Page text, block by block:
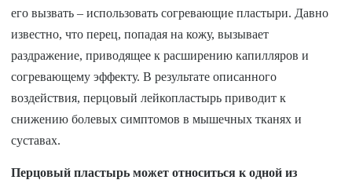
его вызвать – использовать согревающие пластыри. Давно
известно, что перец, попадая на кожу, вызывает
раздражение, приводящее к расширению капилляров и
согревающему эффекту. В результате описанного
воздействия, перцовый лейкопластырь приводит к
снижению болевых симптомов в мышечных тканях и
суставах.
Перцовый пластырь может относиться к одной из